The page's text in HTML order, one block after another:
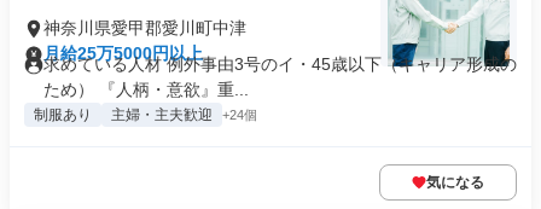
神奈川県愛甲郡愛川町中津
月給25万5000円以上
求めている人材 例外事由3号のイ・45歳以下（キャリア形成の
ため） 『人柄・意欲』重...
制服あり 主婦・主夫歓迎 +24個
気になる